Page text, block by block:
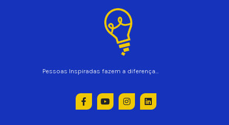
Pessoas Inspiradas fazem a diferença…